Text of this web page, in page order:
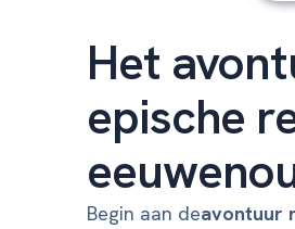
Het
epische
Begin aan deavontuur